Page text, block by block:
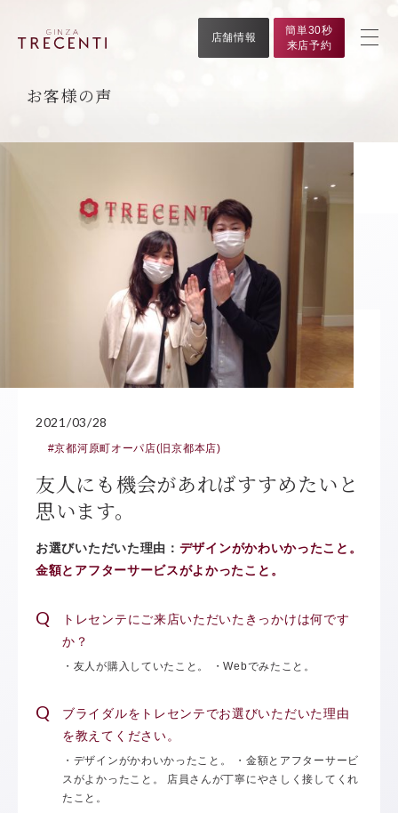
店舗情報
簡単30秒
来店予約
お客様の声
2021/03/28
#京都河原町オーパ店(旧京都本店)
友人にも機会があればすすめたいと
思います。
お選びいただいた理由： デザインがかわいかったこと。
金額とアフターサービスがよかったこと。
トレセンテにご来店いただいたきっかけは何です
か？
・友人が購入していたこと。 ・Webでみたこと。
ブライダルをトレセンテでお選びいただいた理由
を教えてください。
・デザインがかわいかったこと。 ・金額とアフターサービ
スがよかったこと。 店員さんが丁寧にやさしく接してくれ
たこと。